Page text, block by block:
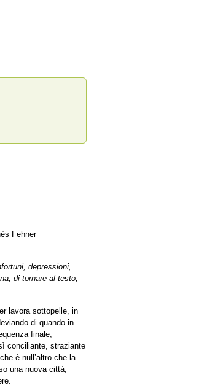
Fehner
depressioni,
di tornare al testo,
lavora sottopelle, in
di quando in
finale,
conciliante, straziante
è null’altro che la
una nuova città,